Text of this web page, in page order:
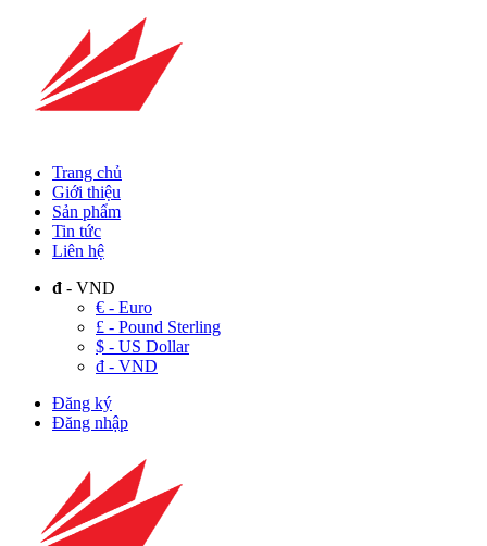
Trang chủ
Giới thiệu
Sản phẩm
Tin tức
Liên hệ
đ - VND
€ - Euro
£ - Pound Sterling
$ - US Dollar
đ - VND
Đăng ký
Đăng nhập